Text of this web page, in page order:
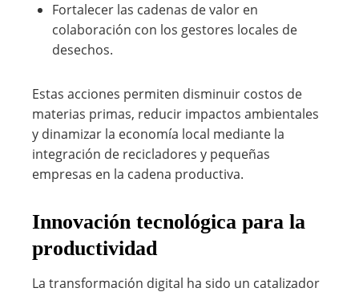
Fortalecer las cadenas de valor en
colaboración con los gestores locales de
desechos.
Estas acciones permiten disminuir costos de
materias primas, reducir impactos ambientales
y dinamizar la economía local mediante la
integración de recicladores y pequeñas
empresas en la cadena productiva.
Innovación tecnológica para la
productividad
La transformación digital ha sido un catalizador